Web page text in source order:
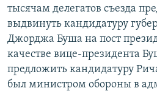
тысячам делегатов съезда
выдвинуть кандидатуру
Джорджа Буша на пост
качестве вице-президента
предложить кандидатуру
был министром обороны в